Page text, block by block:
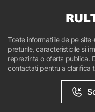
Toate informatiile de pe
preturile, caracteristicile si
reprezinta o oferta publica.
contactati pentru a clarifica